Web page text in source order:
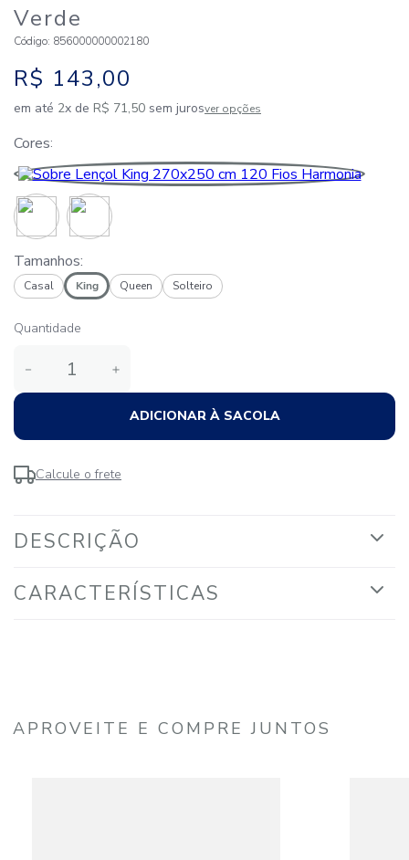
Verde
Código: 856000000002180
R$ 143,00
em até 2x de R$ 71,50 sem jurosver opções
Cores
Tamanhos:
Casal King Queen Solteiro
Quantidade
＋
－
ADICIONAR À SACOLA
Calcule o frete
DESCRIÇÃO
CARACTERÍSTICAS
APROVEITE E COMPRE JUNTOS